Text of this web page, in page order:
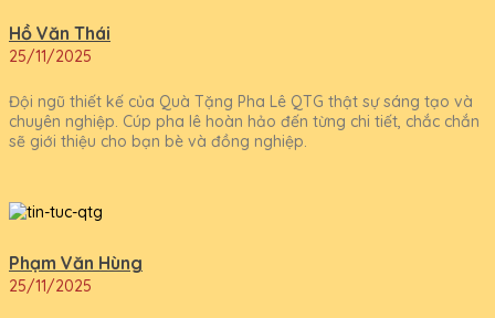
Hồ Văn Thái
25/11/2025
Đội ngũ thiết kế của Quà Tặng Pha Lê QTG thật sự sáng tạo và
chuyên nghiệp. Cúp pha lê hoàn hảo đến từng chi tiết, chắc chắn
sẽ giới thiệu cho bạn bè và đồng nghiệp.
Phạm Văn Hùng
25/11/2025